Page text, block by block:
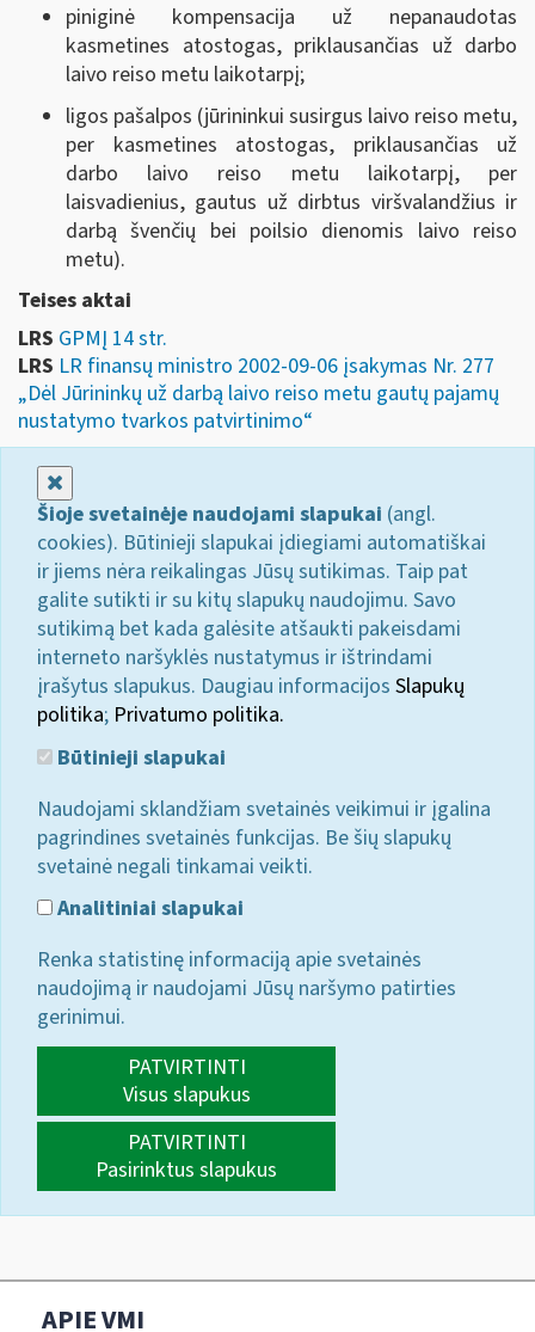
piniginė kompensacija už nepanaudotas
kasmetines atostogas, priklausančias už darbo
laivo reiso metu laikotarpį;
ligos pašalpos (jūrininkui susirgus laivo reiso metu,
per kasmetines atostogas, priklausančias už
darbo laivo reiso metu laikotarpį, per
laisvadienius, gautus už dirbtus viršvalandžius ir
darbą švenčių bei poilsio dienomis laivo reiso
metu).
Teises aktai
LRS GPMĮ 14 str.
LRS LR finansų ministro 2002-09-06 įsakymas Nr. 277
„Dėl Jūrininkų už darbą laivo reiso metu gautų pajamų
nustatymo tvarkos patvirtinimo“
Šioje svetainėje naudojami slapukai (angl.
cookies). Būtinieji slapukai įdiegiami automatiškai
ir jiems nėra reikalingas Jūsų sutikimas. Taip pat
galite sutikti ir su kitų slapukų naudojimu. Savo
sutikimą bet kada galėsite atšaukti pakeisdami
interneto naršyklės nustatymus ir ištrindami
įrašytus slapukus. Daugiau informacijos Slapukų
politika; Privatumo politika.
Būtinieji slapukai
Naudojami sklandžiam svetainės veikimui ir įgalina
pagrindines svetainės funkcijas. Be šių slapukų
svetainė negali tinkamai veikti.
Analitiniai slapukai
Renka statistinę informaciją apie svetainės
naudojimą ir naudojami Jūsų naršymo patirties
gerinimui.
PATVIRTINTI
Visus slapukus
PATVIRTINTI
Pasirinktus slapukus
APIE VMI